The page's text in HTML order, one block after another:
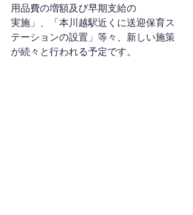
用品費の増額及び早期支給の
実施」、「本川越駅近くに送迎保育ス
テーションの設置」等々、新しい施策
が続々と行われる予定です。